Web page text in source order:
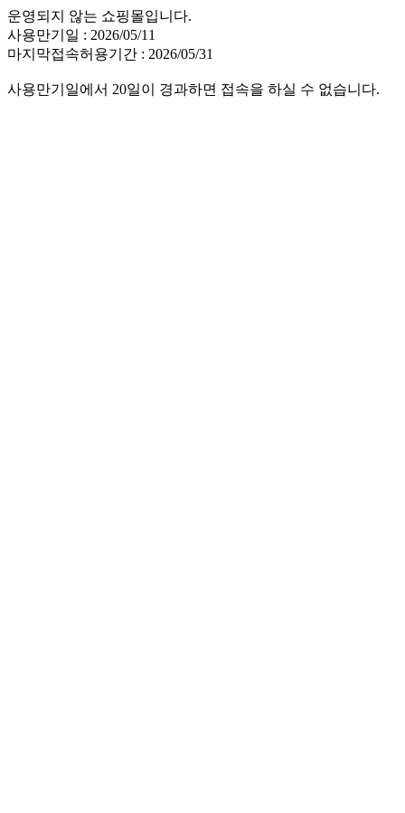
운영되지 않는 쇼핑몰입니다.
사용만기일 : 2026/05/11
마지막접속허용기간 : 2026/05/31
사용만기일에서 20일이 경과하면 접속을 하실 수 없습니다.